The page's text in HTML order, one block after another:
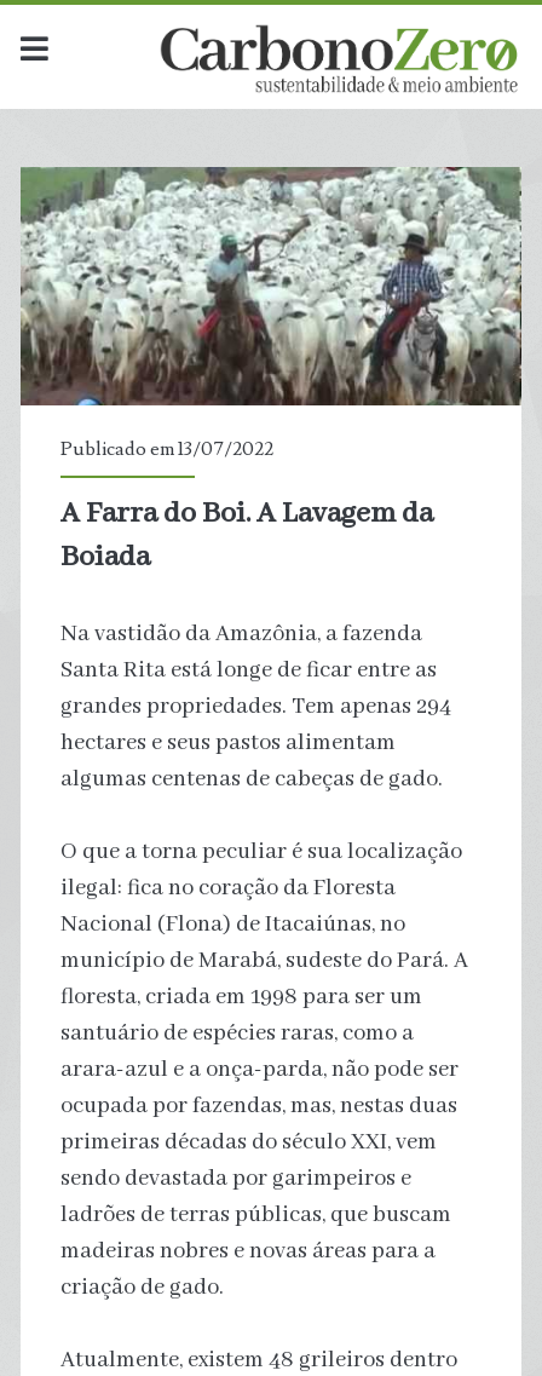
Publicado em 13/07/2022
A Farra do Boi. A Lavagem da
Boiada
Na vastidão da Amazônia, a fazenda
Santa Rita está longe de ficar entre as
grandes propriedades. Tem apenas 294
hectares e seus pastos alimentam
algumas centenas de cabeças de gado.
O que a torna peculiar é sua localização
ilegal: fica no coração da Floresta
Nacional (Flona) de Itacaiúnas, no
município de Marabá, sudeste do Pará. A
floresta, criada em 1998 para ser um
santuário de espécies raras, como a
arara-azul e a onça-parda, não pode ser
ocupada por fazendas, mas, nestas duas
primeiras décadas do século XXI, vem
sendo devastada por garimpeiros e
ladrões de terras públicas, que buscam
madeiras nobres e novas áreas para a
criação de gado.
Atualmente, existem 48 grileiros dentro